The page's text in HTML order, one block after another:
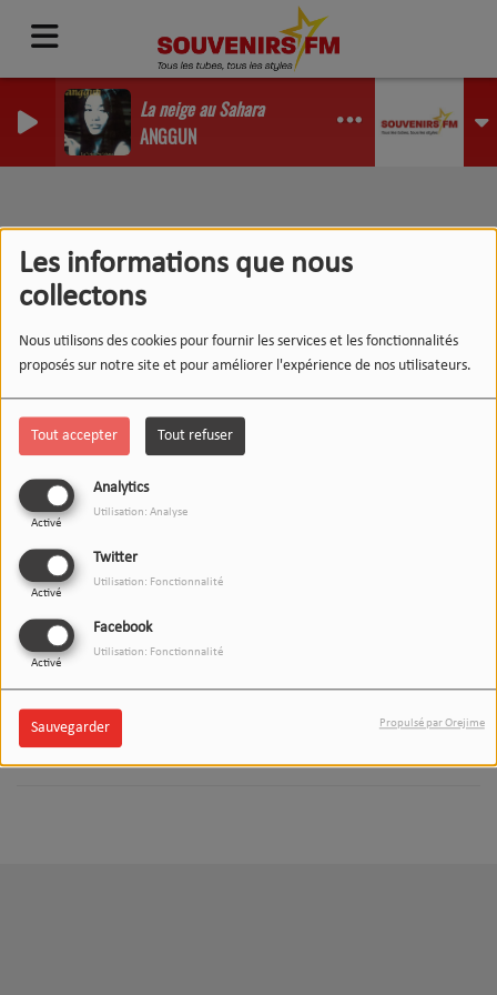
Les informations que nous
collectons
Nous utilisons des cookies pour fournir les services et les fonctionnalités
proposés sur notre site et pour améliorer l'expérience de nos utilisateurs.
Tout accepter Tout refuser
Analytics
Activé
Utilisation: Analyse
Twitter
Activé
Utilisation: Fonctionnalité
Facebook
Activé
Utilisation: Fonctionnalité
Sauvegarder Propulsé par Orejime
La neige au Sahara
ANGGUN
Podcasts RSS
L'INSTANT WIPSEE